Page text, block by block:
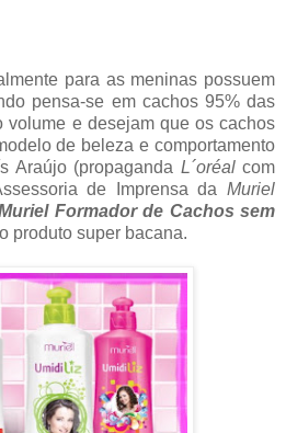
para as meninas possuem
pensa-se em cachos 95% das
volume e desejam que os cachos
de beleza e comportamento
Araújo (propaganda L´oréalcom
de Imprensa da Muriel
Formador de Cachos sem
produto super bacana.